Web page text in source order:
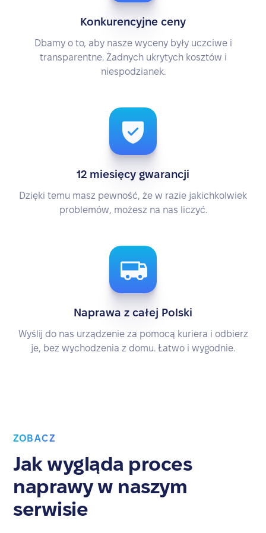
Konkurencyjne ceny
Dbamy o to, aby nasze wyceny były uczciwe i
transparentne. Żadnych ukrytych kosztów i
niespodzianek.
12 miesięcy gwarancji
Dzięki temu masz pewność, że w razie jakichkolwiek
problemów, możesz na nas liczyć.
Naprawa z całej Polski
Wyślij do nas urządzenie za pomocą kuriera i odbierz
je, bez wychodzenia z domu. Łatwo i wygodnie.
ZOBACZ
Jak wygląda proces
naprawy w naszym
serwisie